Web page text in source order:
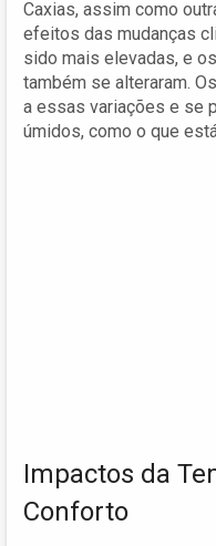
Caxias, assim como
efeitos das mudanças
sido mais elevadas, e
também se alteraram.
a essas variações e se
úmidos, como o que
Impactos da
Conforto